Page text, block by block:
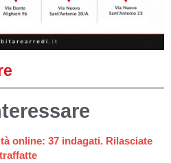
online: 37 indagati. Rilasciate